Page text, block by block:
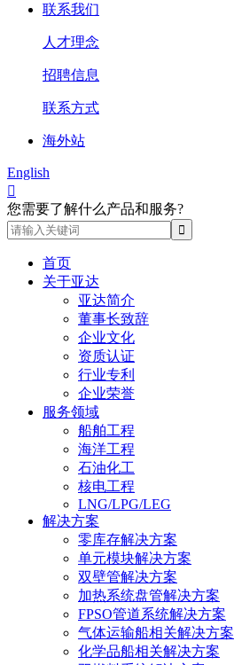
联系我们
人才理念
招聘信息
联系方式
海外站
English

您需要了解什么产品和服务?
首页
关于亚达
亚达简介
董事长致辞
企业文化
资质认证
行业专利
企业荣誉
服务领域
船舶工程
海洋工程
石油化工
核电工程
LNG/LPG/LEG
解决方案
零库存解决方案
单元模块解决方案
双壁管解决方案
加热系统盘管解决方案
FPSO管道系统解决方案
气体运输船相关解决方案
化学品船相关解决方案